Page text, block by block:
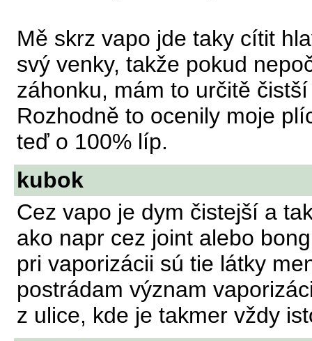
Mě skrz vapo jde taky cítit
svý venky, takže pokud
záhonku, mám to určitě
Rozhodně to ocenily moje
teď o 100% líp.
kubok
Cez vapo je dym čistejší a
ako napr cez joint alebo
pri vaporizácii sú tie látky
postrádam význam
z ulice, kde je takmer vždy